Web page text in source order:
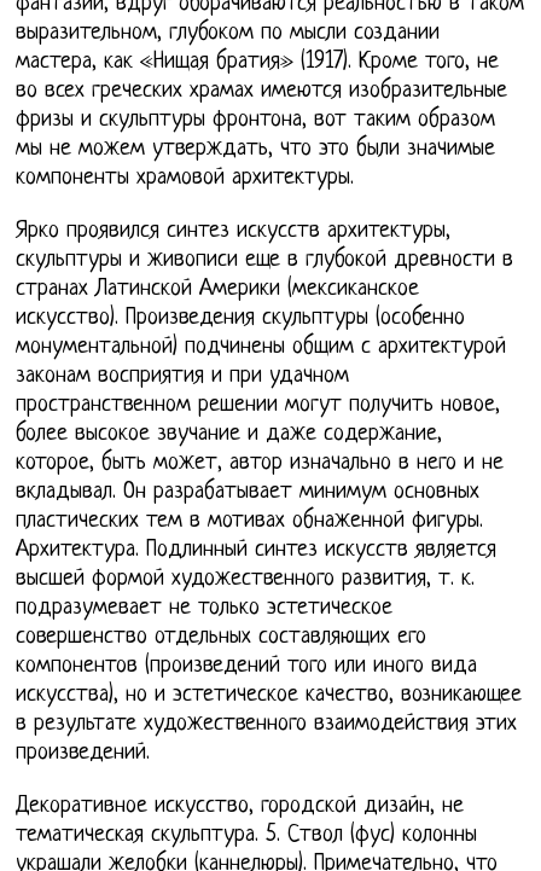
выразительном, глубоком по мысли создании
мастера, как «Нищая братия» (1917). Кроме того, не
во всех греческих храмах имеются изобразительные
фризы и скульптуры фронтона, вот таким образом
мы не можем утверждать, что это были значимые
компоненты храмовой архитектуры.
Ярко проявился синтез искусств архитектуры,
скульптуры и живописи еще в глубокой древности в
странах Латинской Америки (мексиканское
искусство). Произведения скульптуры (особенно
монументальной) подчинены общим с архитектурой
законам восприятия и при удачном
пространственном решении могут получить новое,
более высокое звучание и даже содержание,
которое, быть может, автор изначально в него и не
вкладывал. Он разрабатывает минимум основных
пластических тем в мотивах обнаженной фигуры.
Архитектура. Подлинный синтез искусств является
высшей формой художественного развития, т. к.
подразумевает не только эстетическое
совершенство отдельных составляющих его
компонентов (произведений того или иного вида
искусства), но и эстетическое качество, возникающее
в результате художественного взаимодействия этих
произведений.
Декоративное искусство, городской дизайн, не
тематическая скульптура. 5. Ствол (фус) колонны
украшали желобки (каннелюры). Примечательно, что